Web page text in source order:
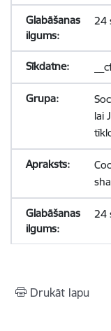
24
lai
24
Drukāt lapu